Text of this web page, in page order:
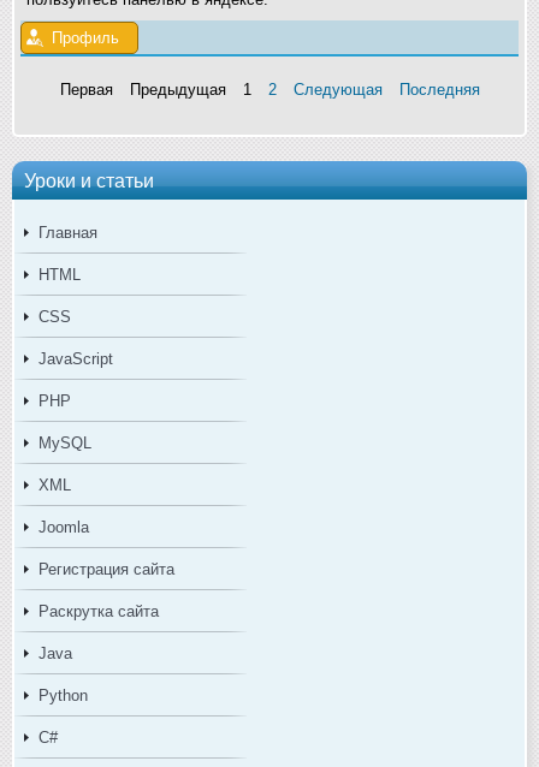
Уроки и статьи
Главная
HTML
CSS
JavaScript
PHP
MySQL
XML
Joomla
Регистрация сайта
Раскрутка сайта
Java
Python
C#
Профиль
Первая Предыдущая 1 2 Следующая Последняя